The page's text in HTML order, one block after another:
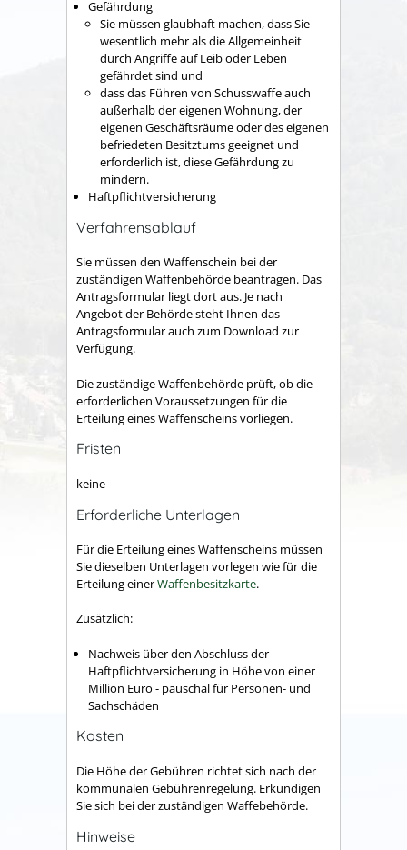
Gefährdung
Sie müssen glaubhaft machen, dass Sie
wesentlich mehr als die Allgemeinheit
durch Angriffe auf Leib oder Leben
gefährdet sind und
dass das Führen von Schusswaffeauch
außerhalb der eigenen Wohnung, der
eigenen Geschäftsräume oder des eigenen
befriedeten Besitztumsgeeignet und
erforderlich ist, diese Gefährdungzu
mindern.
Haftpflichtversicherung
Verfahrensablauf
Sie müssen den Waffenschein bei der
zuständigen Waffenbehörde beantragen. Das
Antragsformular liegt dort aus. Je nach
Angebot der Behörde steht Ihnen das
Antragsformular auch zum Download zur
Verfügung.
Die zuständige Waffenbehörde prüft, ob die
erforderlichen Voraussetzungen für die
Erteilung eines Waffenscheins vorliegen.
Fristen
keine
Erforderliche Unterlagen
Für die Erteilung eines Waffenscheins müssen
Sie dieselben Unterlagen vorlegen wie für die
Erteilung einerWaffenbesitzkarte.
Zusätzlich:
Nachweis über den Abschluss der
Haftpflichtversicherung in Höhe von einer
Million Euro - pauschal für Personen- und
Sachschäden
Kosten
Die Höhe der Gebühren richtet sich nach der
kommunalen Gebührenregelung. Erkundigen
Sie sich bei der zuständigen Waffebehörde.
Hinweise